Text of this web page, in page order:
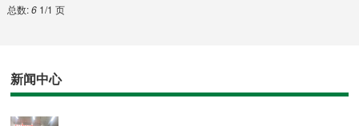
总数:61/1 页
新闻中心